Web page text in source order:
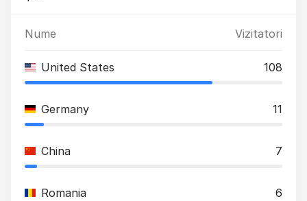
Nume Vizitatori
United States 108
Germany 11
China 7
Romania 6